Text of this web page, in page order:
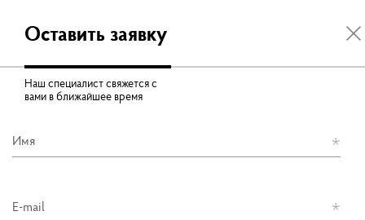
Оставить заявку
Наш специалист свяжется с
вами в ближайшее время
Имя
E-mail